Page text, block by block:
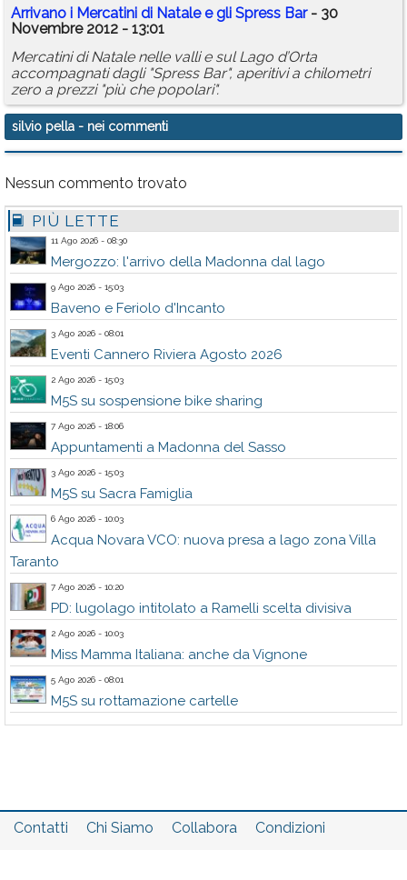
Arrivano i Mercatini di Natale e gli Spress Bar- 30
Novembre 2012 - 13:01
Mercatini di Natale nelle valli e sul Lago d’Orta
accompagnati dagli "Spress Bar", aperitivi a chilometri
zero a prezzi "più che popolari".
silvio pella - nei commenti
Nessun commento trovato
PIÙ LETTE
11 Ago 2026 - 08:30
Mergozzo: l'arrivo della Madonna dal lago
9 Ago 2026 - 15:03
Baveno e Feriolo d'Incanto
3 Ago 2026 - 08:01
Eventi Cannero Riviera Agosto 2026
2 Ago 2026 - 15:03
M5S su sospensione bike sharing
7 Ago 2026 - 18:06
Appuntamenti a Madonna del Sasso
3 Ago 2026 - 15:03
M5S su Sacra Famiglia
6 Ago 2026 - 10:03
Acqua Novara VCO: nuova presa a lago zona Villa
Taranto
7 Ago 2026 - 10:20
PD: lugolago intitolato a Ramelli scelta divisiva
2 Ago 2026 - 10:03
Miss Mamma Italiana: anche da Vignone
5 Ago 2026 - 08:01
M5S su rottamazione cartelle
Contatti Chi Siamo Collabora
Condizioni